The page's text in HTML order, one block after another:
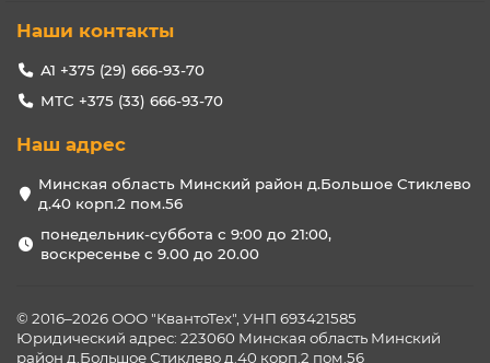
Наши контакты
А1 +375 (29) 666-93-70
МТС +375 (33) 666-93-70
Наш адрес
Минская область Минский район д.Большое Стиклево
д.40 корп.2 пом.56
понедельник-суббота с 9:00 до 21:00,
воскресенье с 9.00 до 20.00
© 2016–2026 ООО "КвантоТех", УНП 693421585
Юридический адрес: 223060 Минская область Минский
район д.Большое Стиклево д.40 корп.2 пом.56